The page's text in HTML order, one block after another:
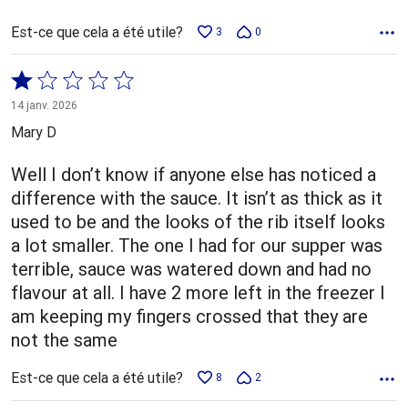
Est-ce que cela a été utile? 3 0
Coté
1 sur
5
14 janv. 2026
Mary D
Well I don’t know if anyone else has noticed a
difference with the sauce. It isn’t as thick as it
used to be and the looks of the rib itself looks
a lot smaller. The one I had for our supper was
terrible, sauce was watered down and had no
flavour at all. I have 2 more left in the freezer I
am keeping my fingers crossed that they are
not the same
Est-ce que cela a été utile? 8 2